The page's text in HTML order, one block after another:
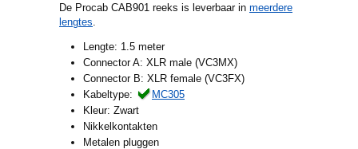
De Procab CAB901 reeks is leverbaar in meerdere
lengtes.
Lengte: 1.5 meter
Connector A: XLR male (VC3MX)
Connector B: XLR female (VC3FX)
Kabeltype:
MC305
Kleur: Zwart
Nikkelkontakten
Metalen pluggen